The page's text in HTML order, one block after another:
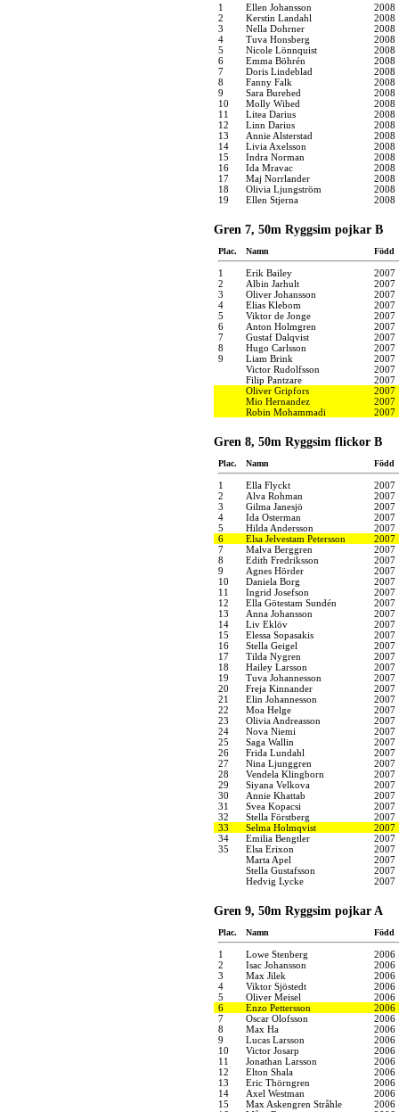
1 Ellen Johansson
2008
2
Kerstin Landahl
2008
3
Nella Dohrner
2008
4
Tuva Honsberg
2008
5
Nicole Lönnquist
2008
6
Emma Böhrén
2008
7
Doris Lindeblad
2008
8
Fanny Falk
2008
9
Sara Burehed
2008
10
Molly Wihed
2008
11
Litea Darius
2008
12
Linn Darius
2008
13
Annie Alsterstad
2008
14
Livia Axelsson
2008
15
Indra Norman
2008
16
Ida Mravac
2008
17
Maj Norrlander
2008
18
Olivia Ljungström
2008
19
Ellen Stjerna 2008
Gren 7, 50m Ryggsim pojkar B
Plac. Namn Född
1 Erik Bailey
2007
2
Albin Jarhult
2007
3
Oliver Johansson
2007
4
Elias Klebom
2007
5
Viktor de Jonge
2007
6
Anton Holmgren
2007
7
Gustaf Dalqvist
2007
8
Hugo Carlsson
2007
9
Liam Brink
2007
Victor Rudolfsson
2007
Filip Pantzare
2007
Oliver Gripfors
2007
Mio Hernandez
2007
Robin Mohammadi
2007
Gren 8, 50m Ryggsim flickor B
Plac. Namn Född
1 Ella Flyckt
2007
2
Alva Rohman
2007
3
Gilma Janesjö
2007
4
Ida Osterman
2007
5
Hilda Andersson
2007
6
Elsa Jelvestam Petersson
2007
7
Malva Berggren
2007
8
Edith Fredriksson
2007
9
Agnes Hörder
2007
10
Daniela Borg
2007
11
Ingrid Josefson
2007
12
Ella Götestam Sundén
2007
13
Anna Johansson
2007
14
Liv Eklöv
2007
15
Elessa Sopasakis
2007
16
Stella Geigel
2007
17
Tilda Nygren
2007
18
Hailey Larsson
2007
19
Tuva Johannesson
2007
20
Freja Kinnander
2007
21
Elin Johannesson
2007
22
Moa Helge
2007
23
Olivia Andreasson
2007
24
Nova Niemi
2007
25
Saga Wallin
2007
26
Frida Lundahl
2007
27
Nina Ljunggren
2007
28
Vendela Klingborn
2007
29
Siyana Velkova
2007
30
Annie Khattab
2007
31
Svea Kopacsi
2007
32
Stella Förstberg
2007
33
Selma Holmqvist
2007
34
Emilia Bengtler
2007
35
Elsa Erixon
2007
Marta Apel
2007
Stella Gustafsson
2007
Hedvig Lycke
2007
Gren 9, 50m Ryggsim pojkar A
Plac. Namn Född
1 Lowe Stenberg
2006
2
Isac Johansson
2006
3
Max Jilek
2006
4
Viktor Sjöstedt
2006
5
Oliver Meisel
2006
6
Enzo Pettersson
2006
7
Oscar Olofsson
2006
8
Max Ha
2006
9
Lucas Larsson
2006
10
Victor Josarp
2006
11
Jonathan Larsson
2006
12
Elton Shala
2006
13
Eric Thörngren
2006
14
Axel Westman
2006
15
Max Askengren Stråhle
2006